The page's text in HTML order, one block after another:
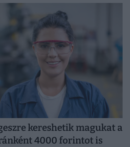
kereshetik magukat a
4000 forintot is